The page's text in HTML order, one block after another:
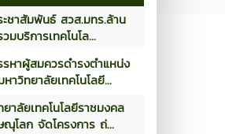
ะชาสัมพันธ์ สวส.มทร.ล้าน
มบริการเทคโนโล...
รหาผู้สมควรดำรงตำแหน่ง
าวิทยาลัยเทคโนโลยี...
าลัยเทคโนโลยีราชมงคล
โลก จัดโครงการ ถ่...